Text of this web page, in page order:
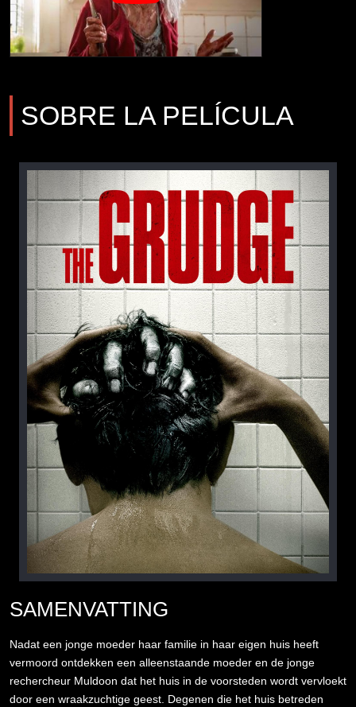
SOBRE LA PELÍCULA
SAMENVATTING
Nadat een jonge moeder haar familie in haar eigen huis heeft
vermoord ontdekken een alleenstaande moeder en de jonge
rechercheur Muldoon dat het huis in de voorsteden wordt vervloekt
door een wraakzuchtige geest. Degenen die het huis betreden